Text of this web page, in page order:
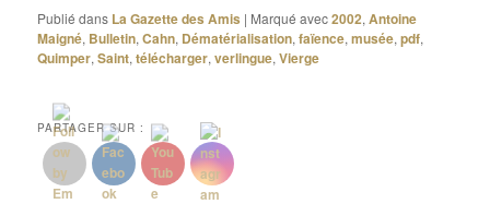
Publié dans La Gazette des Amis | Marqué avec2002,Antoine
Maigné, Bulletin,Cahn, Dématérialisation,faïence,musée,pdf,
Quimper,Saint,télécharger,verlingue,Vierge
PARTAGER SUR :